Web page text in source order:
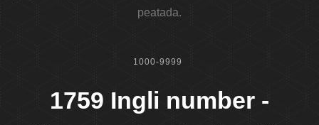
peatada.
1000-9999
1759 Ingli number -